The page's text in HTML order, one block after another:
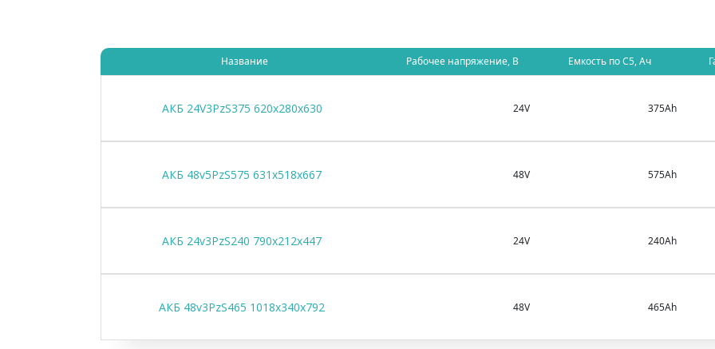
Название Рабочее напряжение, В Емкость по C5, Ач
АКБ 24V3PzS375 620x280x630 24V 375Ah
АКБ 48v5PzS575 631x518x667 48V 575Ah
АКБ 24v3PzS240 790x212x447 24V 240Ah
АКБ 48v3PzS465 1018x340x792 48V 465Ah